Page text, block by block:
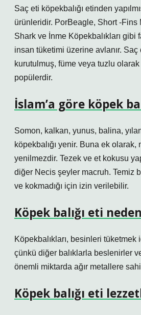
Saç eti köpekbalığı etinden
ürünleridir. PorBeagle, Short -Fins
Shark ve İnme Köpekbalıkları gibi
insan tüketimi üzerine avlanır.
kurutulmuş, füme veya tuzlu olarak
popülerdir.
İslam’a göre köpek
Somon, kalkan, yunus, balina,
köpekbalığı yenir. Buna ek olarak,
yenilmezdir. Tezek ve et kokusu
diğer Necis şeyler macruh. Temiz
ve kokmadığı için izin verilebilir.
Köpek balığı eti
Köpekbalıkları, besinleri tüketmek
çünkü diğer balıklarla beslenirler
önemli miktarda ağır metallere
Köpek balığı eti